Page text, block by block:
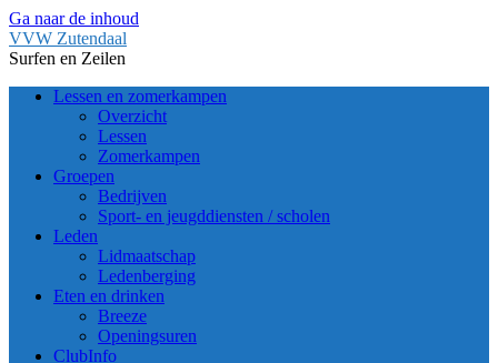
Ga naar de inhoud
VVW Zutendaal
Surfen en Zeilen
Lessen en zomerkampen
Overzicht
Lessen
Zomerkampen
Groepen
Bedrijven
Sport- en jeugddiensten / scholen
Leden
Lidmaatschap
Ledenberging
Eten en drinken
Breeze
Openingsuren
ClubInfo